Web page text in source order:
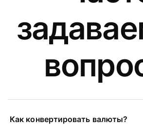
Как конвертировать валюты?